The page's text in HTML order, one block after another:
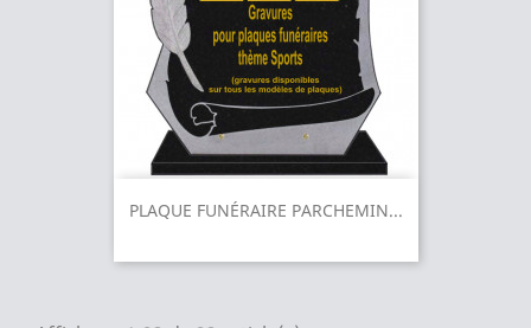
PLAQUE FUNÉRAIRE PARCHEMIN...